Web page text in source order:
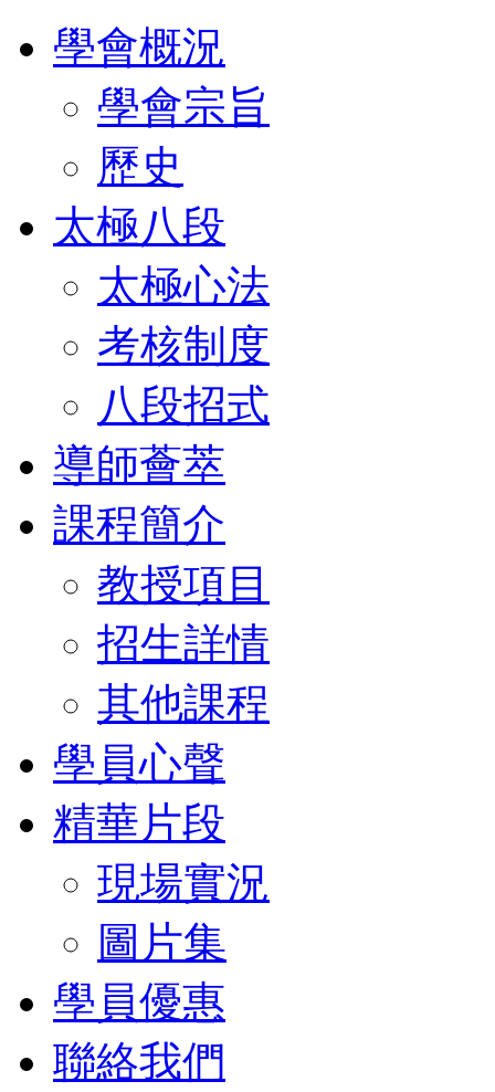
學會概況
學會宗旨
歷史
太極八段
太極心法
考核制度
八段招式
導師薈萃
課程簡介
教授項目
招生詳情
其他課程
學員心聲
精華片段
現場實況
圖片集
學員優惠
聯絡我們